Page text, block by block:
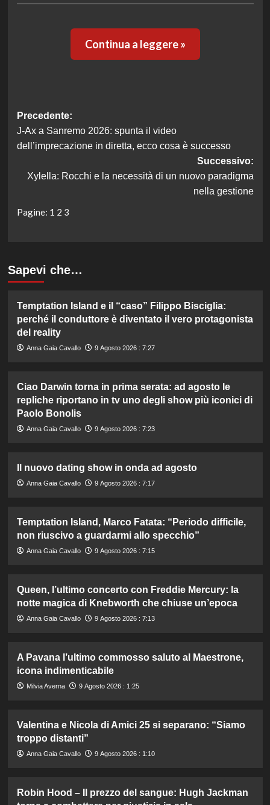
Continua a leggere »
Navigazione
articolo
Precedente:
J-Ax a Sanremo 2026: spunta il video
dell’imprecazione in diretta, ecco cosa è successo
Successivo:
Xylella: Rocchi e la necessità di un nuovo paradigma
nella gestione
Pagine: 1 2 3
Sapevi che…
Temptation Island e il “caso” Filippo Bisciglia:
perché il conduttore è diventato il vero protagonista
del reality
Anna Gaia Cavallo 9 Agosto 2026 : 7:27
Ciao Darwin torna in prima serata: ad agosto le
repliche riportano in tv uno degli show più iconici di
Paolo Bonolis
Anna Gaia Cavallo 9 Agosto 2026 : 7:23
Il nuovo dating show in onda ad agosto
Anna Gaia Cavallo 9 Agosto 2026 : 7:17
Temptation Island, Marco Fatata: “Periodo difficile,
non riuscivo a guardarmi allo specchio”
Anna Gaia Cavallo 9 Agosto 2026 : 7:15
Queen, l’ultimo concerto con Freddie Mercury: la
notte magica di Knebworth che chiuse un’epoca
Anna Gaia Cavallo 9 Agosto 2026 : 7:13
A Pavana l’ultimo commosso saluto al Maestrone,
icona indimenticabile
Milvia Averna 9 Agosto 2026 : 1:25
Valentina e Nicola di Amici 25 si separano: “Siamo
troppo distanti”
Anna Gaia Cavallo 9 Agosto 2026 : 1:10
Robin Hood – Il prezzo del sangue: Hugh Jackman